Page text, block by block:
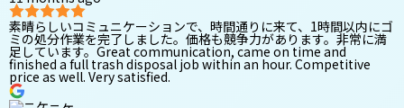
素晴らしいコミュニケーションで、時間通りに来て、1時間以内にゴ
ミの処分作業を完了しました。価格も競争力があります。非常に満
足しています。Great communication, came on time and
finished a full trash disposal job within an hour. Competitive
price as well. Very satisfied.